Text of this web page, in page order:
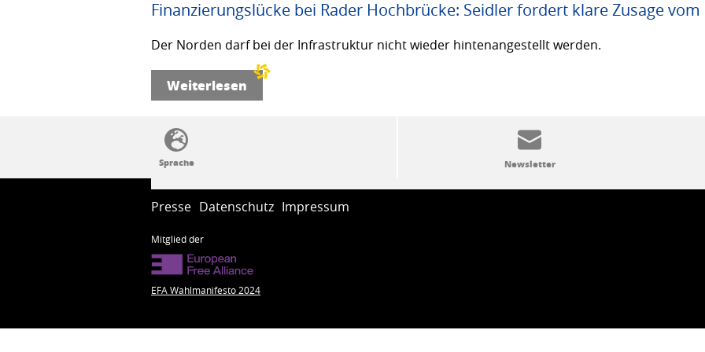
Finanzierungslücke bei Rader Hochbrücke: Seidler fordert klare Zusage
Der Norden darf bei der Infrastruktur nicht wieder hintenangestellt werden.
Weiterlesen
SSW-Politik von A bis Z
Presse Datenschutz Impressum
Mitglied der
EFA Wahlmanifesto 2024